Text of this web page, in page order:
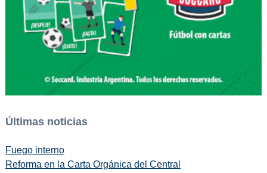
Últimas noticias
Fuego interno
Reforma en la Carta Orgánica del Central